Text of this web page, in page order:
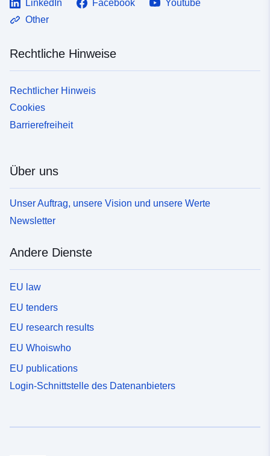
LinkedIn Facebook
Youtube
Other
Rechtliche Hinweise
Rechtlicher Hinweis
Cookies
Barrierefreiheit
Über uns
Unser Auftrag, unsere Vision und unsere Werte
Newsletter
Andere Dienste
EU law
EU tenders
EU research results
EU Whoiswho
EU publications
Login-Schnittstelle des Datenanbieters